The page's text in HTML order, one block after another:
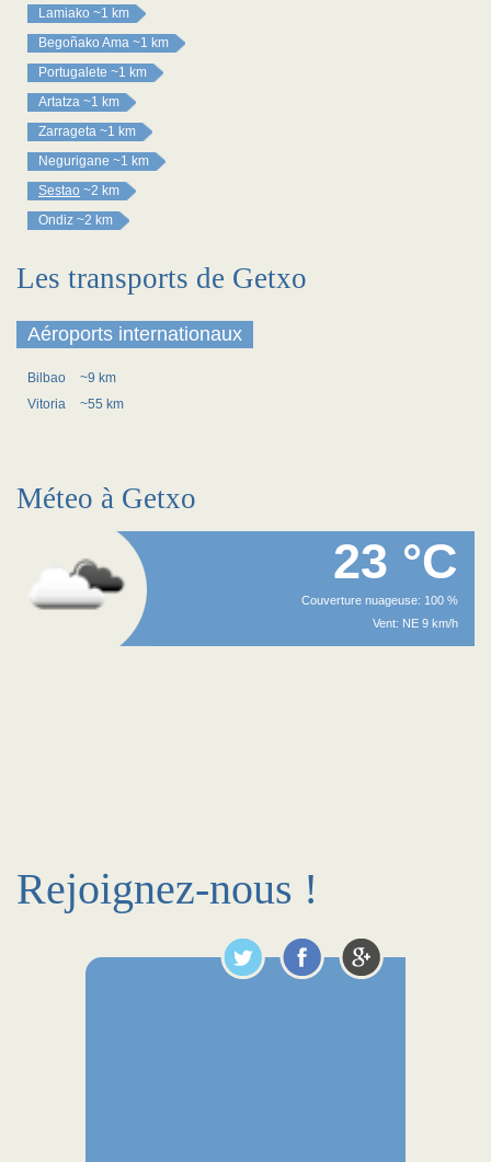
Lamiako ~1 km
Begoñako Ama ~1 km
Portugalete ~1 km
Artatza ~1 km
Zarrageta ~1 km
Negurigane ~1 km
Sestao ~2 km
Ondiz ~2 km
Les transports de Getxo
Aéroports internationaux
Bilbao
~9 km
Vitoria
~55 km
Méteo à Getxo
23 °C
Couverture nuageuse: 100 %
Vent: NE 9 km/h
Rejoignez-nous !